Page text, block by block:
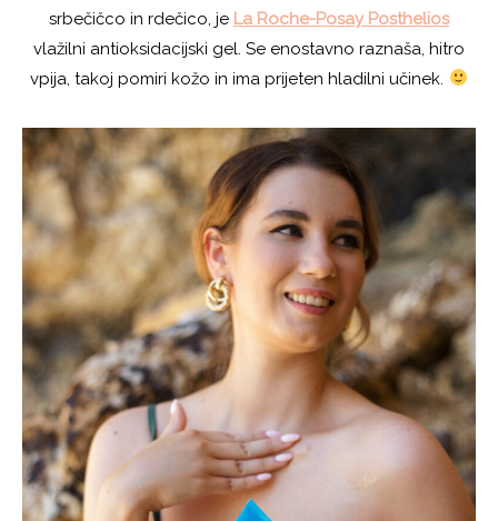
srbečičco in rdečico, je La Roche-Posay Posthelios
vlažilni antioksidacijski gel. Se enostavno raznaša, hitro
vpija, takoj pomiri kožo in ima prijeten hladilni učinek.